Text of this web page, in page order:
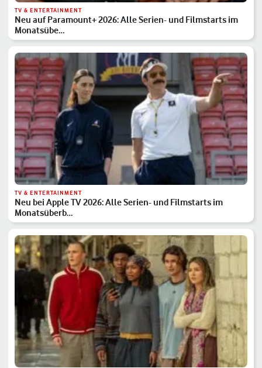
TV & ENTERTAINMENT
Neu auf Paramount+ 2026: Alle Serien- und Filmstarts im
Monatsübe…
TV & ENTERTAINMENT
Neu bei Apple TV 2026: Alle Serien- und Filmstarts im
Monatsüberb…